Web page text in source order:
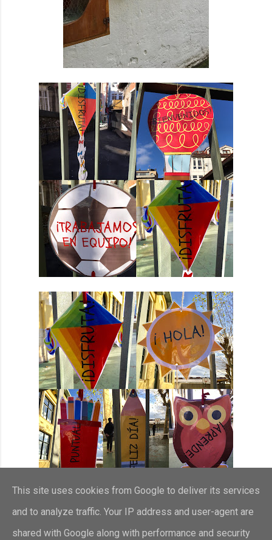
This site uses cookies from Google to deliver its services
and to analyze traffic. Your IP address and user-agent are
shared with Google along with performance and security